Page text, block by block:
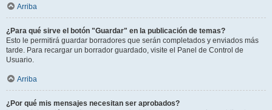
Arriba
¿Para qué sirve el botón "Guardar" en la publicación de temas?
Esto le permitirá guardar borradores que serán completados y enviados más
tarde. Para recargar un borrador guardado, visite el Panel de Control de
Usuario.
Arriba
¿Por qué mis mensajes necesitan ser aprobados?